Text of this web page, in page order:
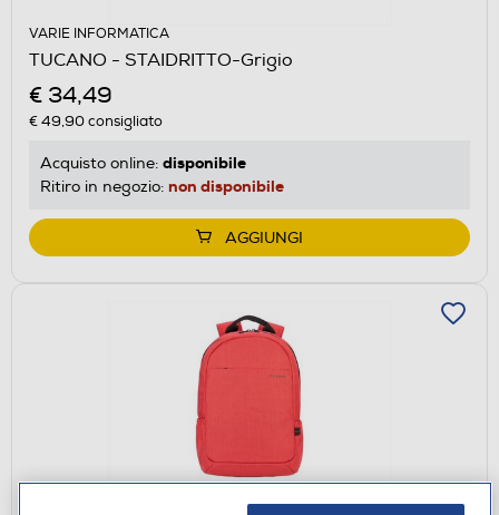
VARIE INFORMATICA
TUCANO - STAIDRITTO-Grigio
€ 34,49
€ 49,90consigliato
Acquisto online: disponibile
Ritiro in negozio: non disponibile
AGGIUNGI